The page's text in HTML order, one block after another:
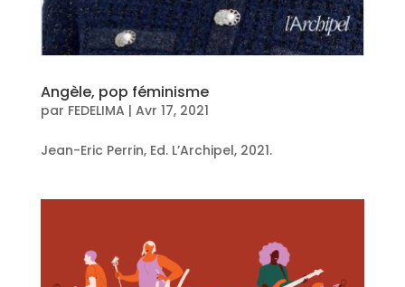
Angèle, pop féminisme
par FEDELIMA | Avr 17, 2021
Jean-Eric Perrin, Ed. L’Archipel, 2021.